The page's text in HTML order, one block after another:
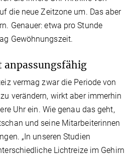
die neue Zeitzone um. Das aber
Genauer: etwa pro Stunde
Gewöhnungszeit.
anpassungsfähig
vermag zwar die Periode von
verändern, wirkt aber immerhin
Uhr ein. Wie genau das geht,
und seine Mitarbeiterinnen
„In unseren Studien
Lichtreize im Gehirn